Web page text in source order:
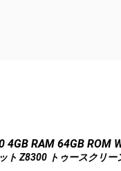
RAM 64GB
ト Z8300 トゥースクリー